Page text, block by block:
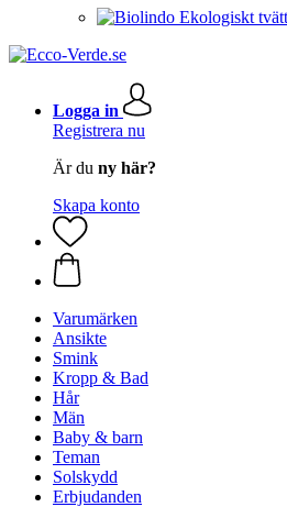
Ekologiskt
Logga in
Registrera nu
Är du ny här?
Skapa konto
Varumärken
Ansikte
Smink
Kropp & Bad
Hår
Män
Baby & barn
Teman
Solskydd
Erbjudanden